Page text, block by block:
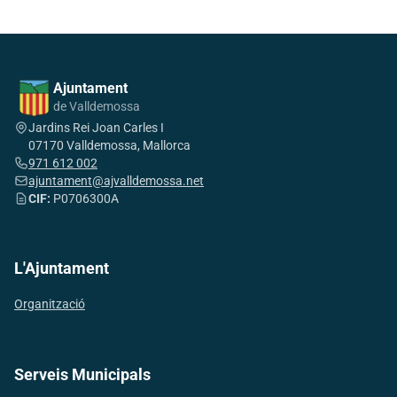
Ajuntament
de Valldemossa
Jardins Rei Joan Carles I
07170 Valldemossa, Mallorca
971 612 002
ajuntament@ajvalldemossa.net
CIF: P0706300A
L'Ajuntament
Organització
Serveis Municipals